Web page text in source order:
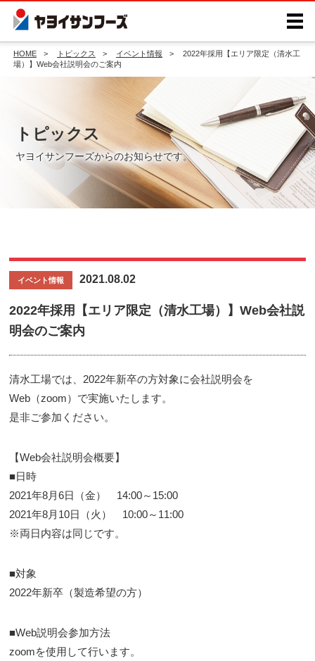
HOME トピックス イベント情報
2022年採用【エリア限定（清水工
場）】Web会社説明会のご案内
トピックス
ヤヨイサンフーズからのお知らせです。
イベント情報 2021.08.02
2022年採用【エリア限定（清水工場）】Web会社説
明会のご案内
清水工場では、2022年新卒の方対象に会社説明会を
Web（zoom）で実施いたします。
是非ご参加ください。
【Web会社説明会概要】
■日時
2021年8月6日（金） 14:00～15:00
2021年8月10日（火） 10:00～11:00
※両日内容は同じです。
■対象
2022年新卒（製造希望の方）
■Web説明会参加方法
zoomを使用して行います。